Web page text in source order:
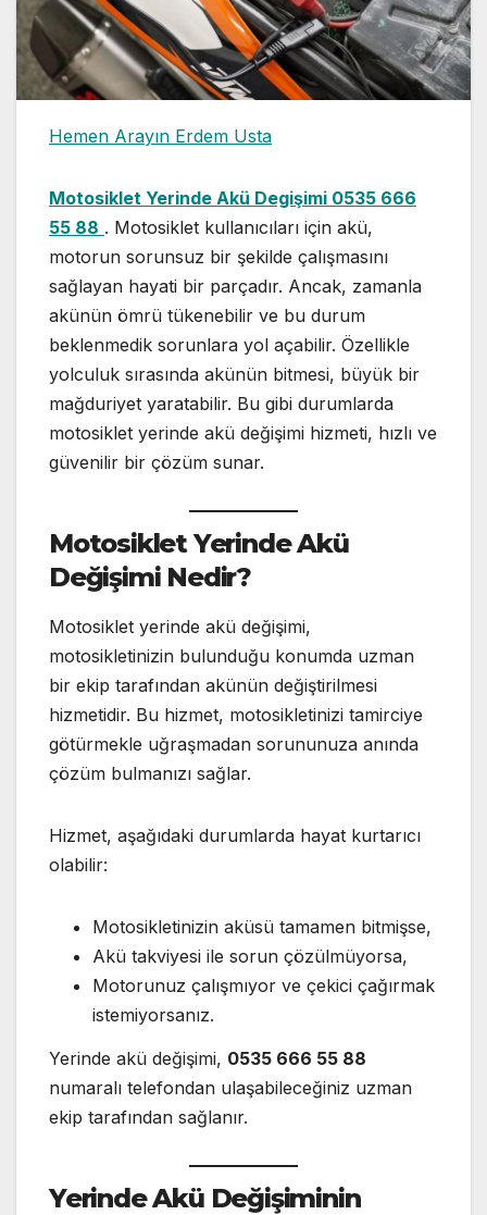
Hemen Arayın Erdem Usta
Motosiklet Yerinde Akü Degişimi 0535 666
55 88 . Motosiklet kullanıcıları için akü,
motorun sorunsuz bir şekilde çalışmasını
sağlayan hayati bir parçadır. Ancak, zamanla
akünün ömrü tükenebilir ve bu durum
beklenmedik sorunlara yol açabilir. Özellikle
yolculuk sırasında akünün bitmesi, büyük bir
mağduriyet yaratabilir. Bu gibi durumlarda
motosiklet yerinde akü değişimi hizmeti, hızlı ve
güvenilir bir çözüm sunar.
Motosiklet Yerinde Akü
Değişimi Nedir?
Motosiklet yerinde akü değişimi,
motosikletinizin bulunduğu konumda uzman
bir ekip tarafından akünün değiştirilmesi
hizmetidir. Bu hizmet, motosikletinizi tamirciye
götürmekle uğraşmadan sorununuza anında
çözüm bulmanızı sağlar.
Hizmet, aşağıdaki durumlarda hayat kurtarıcı
olabilir:
Motosikletinizin aküsü tamamen bitmişse,
Akü takviyesi ile sorun çözülmüyorsa,
Motorunuz çalışmıyor ve çekici çağırmak
istemiyorsanız.
Yerinde akü değişimi, 0535 666 55 88
numaralı telefondan ulaşabileceğiniz uzman
ekip tarafından sağlanır.
Yerinde Akü Değişiminin